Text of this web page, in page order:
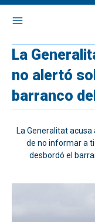
La
no alertó
barranco
La Generalitat
de no informar a
desbordó el